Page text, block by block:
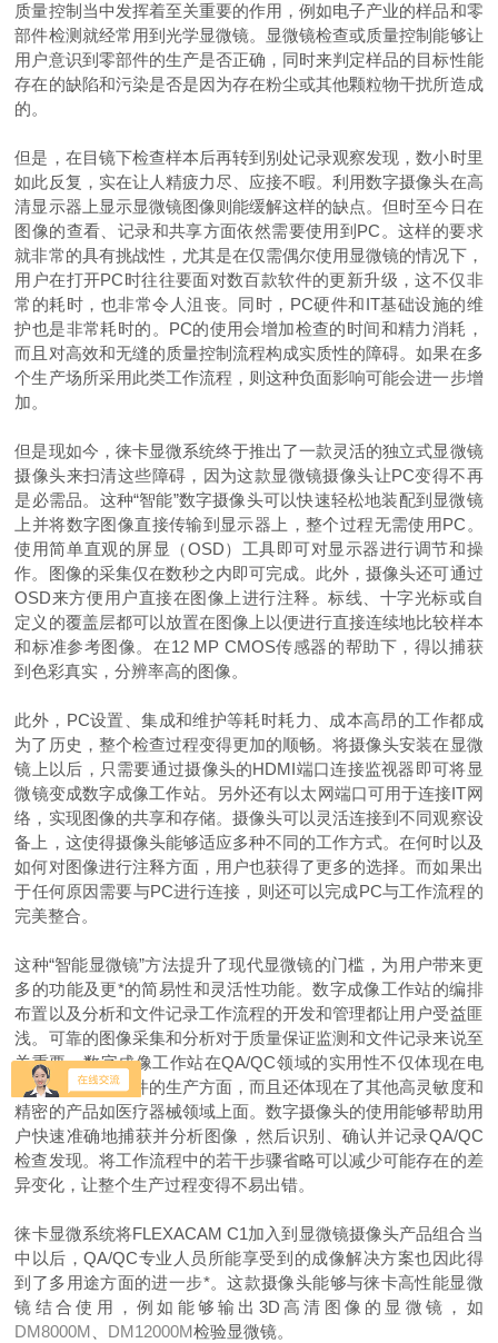
质量控制当中发挥着至关重要的作用，例如电子产业的样品和零
部件检测就经常用到光学显微镜。显微镜检查或质量控制能够让
用户意识到零部件的生产是否正确，同时来判定样品的目标性能
存在的缺陷和污染是否是因为存在粉尘或其他颗粒物干扰所造成
的。
但是，在目镜下检查样本后再转到别处记录观察发现，数小时里
如此反复，实在让人精疲力尽、应接不暇。利用数字摄像头在高
清显示器上显示显微镜图像则能缓解这样的缺点。但时至今日在
图像的查看、记录和共享方面依然需要使用到PC。这样的要求
就非常的具有挑战性，尤其是在仅需偶尔使用显微镜的情况下，
用户在打开PC时往往要面对数百款软件的更新升级，这不仅非
常的耗时，也非常令人沮丧。同时，PC硬件和IT基础设施的维
护也是非常耗时的。PC的使用会增加检查的时间和精力消耗，
而且对高效和无缝的质量控制流程构成实质性的障碍。如果在多
个生产场所采用此类工作流程，则这种负面影响可能会进一步增
加。
但是现如今，徕卡显微系统终于推出了一款灵活的独立式显微镜
摄像头来扫清这些障碍，因为这款显微镜摄像头让PC变得不再
是必需品。这种“智能”数字摄像头可以快速轻松地装配到显微镜
上并将数字图像直接传输到显示器上，整个过程无需使用PC。
使用简单直观的屏显（OSD）工具即可对显示器进行调节和操
作。图像的采集仅在数秒之内即可完成。此外，摄像头还可通过
OSD来方便用户直接在图像上进行注释。标线、十字光标或自
定义的覆盖层都可以放置在图像上以便进行直接连续地比较样本
和标准参考图像。在12 MP CMOS传感器的帮助下，得以捕获
到色彩真实，分辨率高的图像。
此外，PC设置、集成和维护等耗时耗力、成本高昂的工作都成
为了历史，整个检查过程变得更加的顺畅。将摄像头安装在显微
镜上以后，只需要通过摄像头的HDMI端口连接监视器即可将显
微镜变成数字成像工作站。另外还有以太网端口可用于连接IT网
络，实现图像的共享和存储。摄像头可以灵活连接到不同观察设
备上，这使得摄像头能够适应多种不同的工作方式。在何时以及
如何对图像进行注释方面，用户也获得了更多的选择。而如果出
于任何原因需要与PC进行连接，则还可以完成PC与工作流程的
完美整合。
这种“智能显微镜”方法提升了现代显微镜的门槛，为用户带来更
多的功能及更*的简易性和灵活性功能。数字成像工作站的编排
布置以及分析和文件记录工作流程的开发和管理都让用户受益匪
浅。可靠的图像采集和分析对于质量保证监测和文件记录来说至
关重要。数字成像工作站在QA/QC领域的实用性不仅体现在电
子产品和汽车零件的生产方面，而且还体现在了其他高灵敏度和
精密的产品如医疗器械领域上面。数字摄像头的使用能够帮助用
户快速准确地捕获并分析图像，然后识别、确认并记录QA/QC
检查发现。将工作流程中的若干步骤省略可以减少可能存在的差
异变化，让整个生产过程变得不易出错。
徕卡显微系统将FLEXACAM C1加入到显微镜摄像头产品组合当
中以后，QA/QC专业人员所能享受到的成像解决方案也因此得
到了多用途方面的进一步*。这款摄像头能够与徕卡高性能显微
镜结合使用，例如能够输出3D高清图像的显微镜，如
DM8000M
DM12000M检验显微镜。